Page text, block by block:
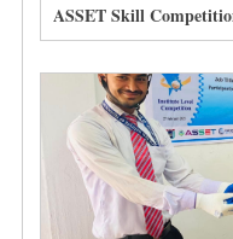
ASSET Skill